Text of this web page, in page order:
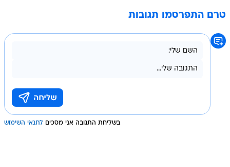
טרם התפרסמו תגובות
בשליחת התגובה אני מסכים לתנאי השימוש